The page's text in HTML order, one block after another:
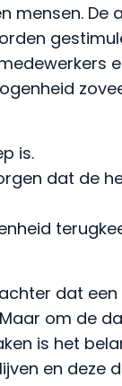
mensen. De
is.
dat de
dat
om de
is het
en deze